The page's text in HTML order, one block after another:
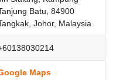
Batu, 84900
Johor, Malaysia
Maps